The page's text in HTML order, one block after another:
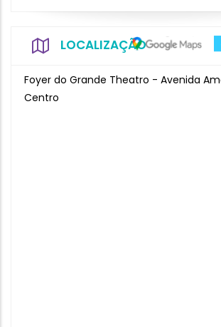
LOCALIZAÇÃO
Foyer do Grande Theatro - Avenida
Centro